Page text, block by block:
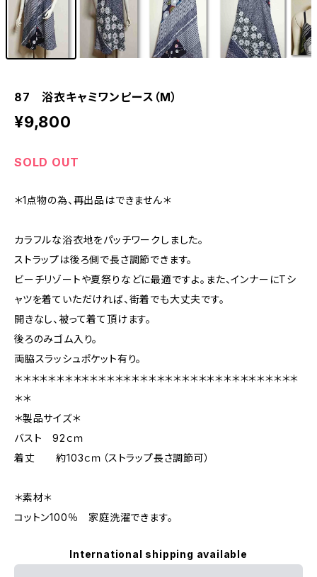
87 浴衣キャミワンピース（M）
¥9,800
SOLD OUT
＊1点物の為、再出品はできません＊
カラフルな浴衣地をパッチワークしました。
ストラップは後ろ側で長さ調節できます。
ビーチリゾートや夏祭りなどに最適ですよ。また、インナーにTシ
ャツを着ていただければ、街着でも大丈夫です。
開きなし、被って着て頂けます。
後ろのみゴム入り。
両脇スラッシュポケット有り。
＊＊＊＊＊＊＊＊＊＊＊＊＊＊＊＊＊＊＊＊＊＊＊＊＊＊＊＊＊＊＊＊＊＊
＊＊
＊製品サイズ＊
バスト 92ｃｍ
着丈 約103ｃｍ（ストラップ長さ調節可）
＊素材＊
コットン100％ 家庭洗濯できます。
International shipping available